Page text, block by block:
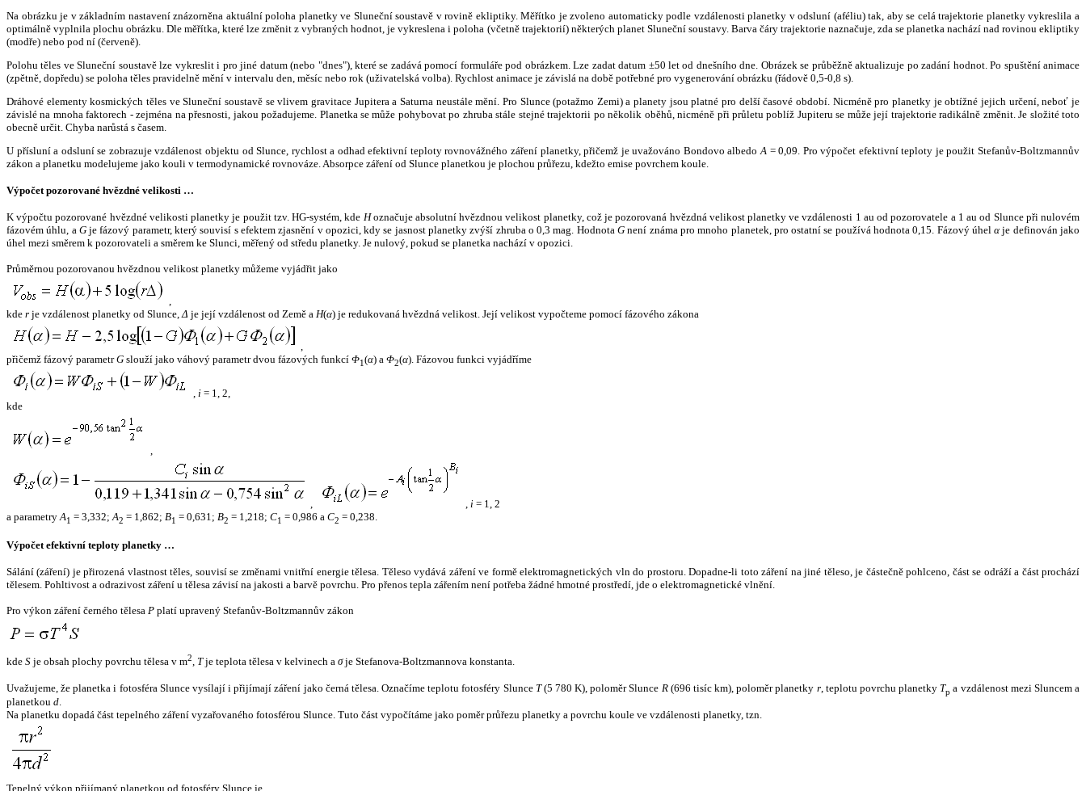
Na obrázku je v základním nastavení znázorněna aktuální poloha planetky ve Sluneční soustavě v rovině ekliptiky. Měřítko je zvoleno automaticky podle vzdálenosti planetky v odsluní (aféliu) tak, aby se celá trajektorie planetky vykreslila a
optimálně vyplnila plochu obrázku. Dle měřítka, které lze změnit z vybraných hodnot, je vykreslena i poloha (včetně trajektorií) některých planet Sluneční soustavy. Barva čáry trajektorie naznačuje, zda se planetka nachází nad rovinou ekliptiky
(modře) nebo pod ní (červeně).
Polohu těles ve Sluneční soustavě lze vykreslit i pro jiné datum (nebo "dnes"), které se zadává pomocí formuláře pod obrázkem. Lze zadat datum ±50 let od dnešního dne. Obrázek se průběžně aktualizuje po zadání hodnot. Po spuštění animace
(zpětně, dopředu) se poloha těles pravidelně mění v intervalu den, měsíc nebo rok (uživatelská volba). Rychlost animace je závislá na době potřebné pro vygenerování obrázku (řádově 0,5-0,8 s).
Dráhové elementy kosmických těles ve Sluneční soustavě se vlivem gravitace Jupitera a Saturna neustále mění. Pro Slunce (potažmo Zemi) a planety jsou platné pro delší časové období. Nicméně pro planetky je obtížné jejich určení, neboť je
závislé na mnoha faktorech - zejména na přesnosti, jakou požadujeme. Planetka se může pohybovat po zhruba stále stejné trajektorii po několik oběhů, nicméně při průletu poblíž Jupiteru se může její trajektorie radikálně změnit. Je složité toto
obecně určit. Chyba narůstá s časem.
U přísluní a odsluní se zobrazuje vzdálenost objektu od Slunce, rychlost a odhad efektivní teploty rovnovážného záření planetky, přičemž je uvažováno Bondovo albedo A = 0,09. Pro výpočet efektivní teploty je použit Stefanův-Boltzmannův
zákon a planetku modelujeme jako kouli v termodynamické rovnováze. Absorpce záření od Slunce planetkou je plochou průřezu, kdežto emise povrchem koule.
Výpočet pozorované hvězdné velikosti …
K výpočtu pozorované hvězdné velikosti planetky je použit tzv. HG-systém, kde Hoznačuje absolutní hvězdnou velikost planetky, což je pozorovaná hvězdná velikost planetky ve vzdálenosti 1 au od pozorovatele a 1 au od Slunce při nulovém
fázovém úhlu, a Gje fázový parametr, který souvisí s efektem zjasnění v opozici, kdy se jasnost planetky zvýší zhruba o 0,3 mag. HodnotaG není známa pro mnoho planetek, pro ostatní se používá hodnota 0,15. Fázový úhelα je definován jako
úhel mezi směrem k pozorovateli a směrem ke Slunci, měřený od středu planetky. Je nulový, pokud se planetka nachází v opozici.
Průměrnou pozorovanou hvězdnou velikost planetky můžeme vyjádřit jako
,
kde r je vzdálenost planetky od Slunce,Δ je její vzdálenost od Země a H(α) je redukovaná hvězdná velikost. Její velikost vypočteme pomocí fázového zákona
,
přičemž fázový parametrG slouží jako váhový parametr dvou fázových funkcí Φ1(α) a Φ2(α). Fázovou funkci vyjádříme
, i = 1, 2,
kde
,
, , i = 1, 2
a parametryA1 = 3,332;A2 = 1,862; B1 = 0,631; B2 = 1,218; C1 = 0,986 a C2 = 0,238.
Výpočet efektivní teploty planetky …
Sálání (záření) je přirozená vlastnost těles, souvisí se změnami vnitřní energie tělesa. Těleso vydává záření ve formě elektromagnetických vln do prostoru. Dopadne-li toto záření na jiné těleso, je částečně pohlceno, část se odráží a část prochází
tělesem. Pohltivost a odrazivost záření u tělesa závisí na jakosti a barvě povrchu. Pro přenos tepla zářením není potřeba žádné hmotné prostředí, jde o elektromagnetické vlnění.
Pro výkon záření černého tělesa P platí upravený Stefanův-Boltzmannův zákon
kde S je obsah plochy povrchu tělesa v m2, Tje teplota tělesa v kelvinech a σje Stefanova-Boltzmannova konstanta.
Uvažujeme, že planetka i fotosféra Slunce vysílají i přijímají záření jako černá tělesa. Označíme teplotu fotosféry Slunce T(5 780 K), poloměr Slunce R(696 tisíc km), poloměr planetky r, teplotu povrchu planetky Tp a vzdálenost mezi Sluncem a
planetkou d.
Na planetku dopadá část tepelného záření vyzařovaného fotosférou Slunce. Tuto část vypočítáme jako poměr průřezu planetky a povrchu koule ve vzdálenosti planetky, tzn.
Tepelný výkon přijímaný planetkou od fotosféry Slunce je